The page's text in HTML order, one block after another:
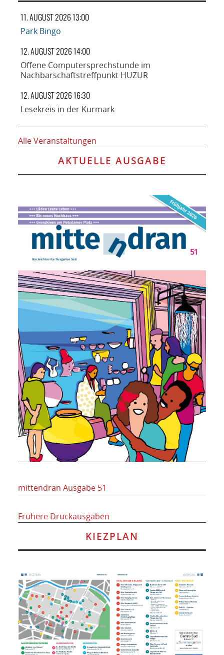
11. AUGUST 2026 13:00
Park Bingo
12. AUGUST 2026 14:00
Offene Computersprechstunde im
Nachbarschaftstreffpunkt HUZUR
12. AUGUST 2026 16:30
Lesekreis in der Kurmark
Alle Veranstaltungen
AKTUELLE AUSGABE
mittendran Ausgabe 51
Frühere Druckausgaben
KIEZPLAN